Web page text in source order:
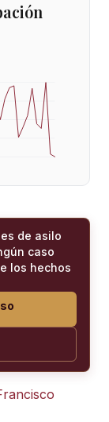
de asilo
caso
los hechos